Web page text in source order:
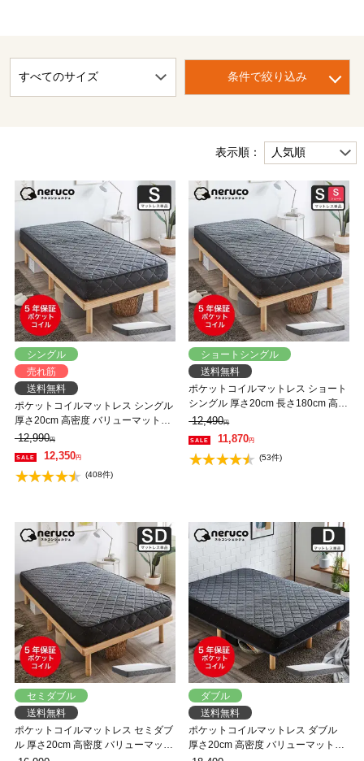
条件で絞り込み
表示順：
シングル
売れ筋
送料無料
ポケットコイルマットレス シングル
厚さ20cm 高密度 バリューマットレ
ス ネルコンシェルジュ マットレス
抗菌防臭 防ダニ
12,990円
12,350円
(408件)
ショートシングル
送料無料
ポケットコイルマットレス ショート
シングル 厚さ20cm 長さ180cm 高密
度 バリュー ネルコンシェルジュ マ
ットレス 抗菌防臭 防ダニ
12,490円
11,870円
(53件)
セミダブル
送料無料
ポケットコイルマットレス セミダブ
ル 厚さ20cm 高密度 バリューマット
ダブル
送料無料
ポケットコイルマットレス ダブル
厚さ20cm 高密度 バリューマットレ